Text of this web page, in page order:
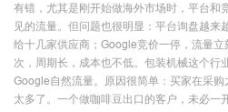
有错，尤其是刚开始做海外市场时，平台和
见的流量。但问题也很明显：平台询盘越来
给十几家供应商；Google竞价一停，流量
次，周期长，成本也不低。包装机械这个行
Google自然流量。原因很简单：买家在采
太多了。一个做咖啡豆出口的客户，未必一